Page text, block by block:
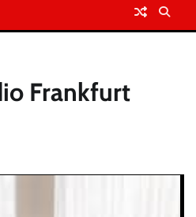
Frankfurt